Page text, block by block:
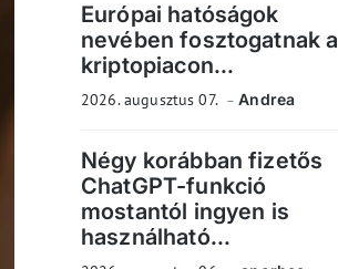
Európai hatóságok
nevében fosztogatnak a
kriptopiacon...
2026. augusztus 07. Andrea
Négy korábban fizetős
ChatGPT-funkció
mostantól ingyen is
használható...